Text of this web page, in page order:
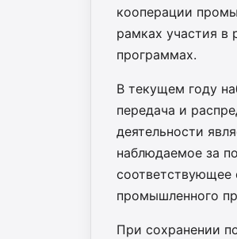
кооперации
рамках участия в
программах.
В текущем году
передача и
деятельности
наблюдаемое за
соответствующее
промышленного
При сохранении